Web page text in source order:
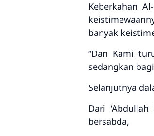
Keberkahan
banyak
“Dan Kami
sedangkan
Selanjutnya
Dari
bersabda,